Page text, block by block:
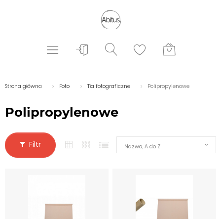
Strona główna Foto Tła fotograficzne Polipropylenowe
Polipropylenowe
Filtr Nazwa, A do Z